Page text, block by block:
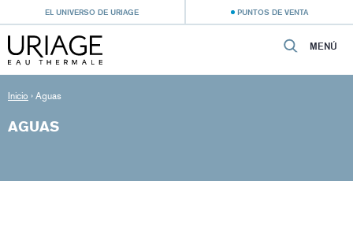
EL UNIVERSO DE URIAGE PUNTOS DE VENTA
MENÚ
Inicio › Aguas
AGUAS